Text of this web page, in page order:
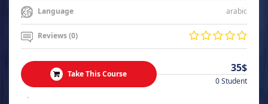
Language arabic
Reviews (0)
Take This Course 35$
0 Student
.